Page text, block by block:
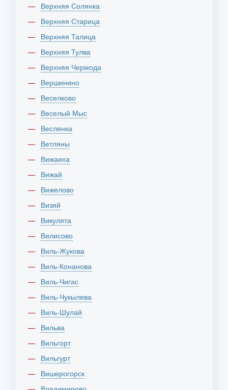
Верхняя Солянка
Верхняя Старица
Верхняя Талица
Верхняя Тулва
Верхняя Чермода
Вершинино
Веселково
Веселый Мыс
Веслянка
Ветляны
Вижаиха
Вижай
Вижелово
Визяй
Викулята
Вилисово
Виль-Жукова
Виль-Конанова
Виль-Чигас
Виль-Чукылева
Виль-Шулай
Вильва
Вильгорт
Вильгурт
Вишерогорск